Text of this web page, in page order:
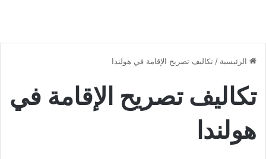
الرئيسية / تكاليف تصريح الإقامة في هولندا
تكاليف تصريح الإقامة في
هولندا